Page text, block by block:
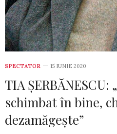
SPECTATOR 15 IUNIE 2020
TIA ȘERBĂNESCU:
schimbat în bine,
dezamăgește”